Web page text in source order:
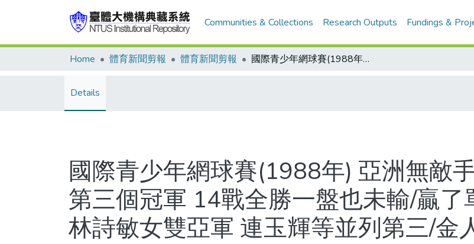
Communities & Collections Research Outputs Fundings &
Home 體育新聞剪報 體育新聞剪報 國際青少年網球賽(1988年) 亞洲無敵手 王思婷再封后 連續三週第三個冠軍 14戰全勝一盤也未輸/贏了單打輸了雙打 王思婷、林詩敏女雙亞軍 連玉輝等並列第三/金人隨筆 王思婷可升級打衛星職網/王思婷下週首次進軍職業賽 連串的比賽 除了隨之而來的掌聲 還有比別人更多的壓力與勞累
Details
國際青少年網球賽(1988年) 亞洲無敵
第三個冠軍 14戰全勝一盤也未輸/贏了
林詩敏女雙亞軍 連玉輝等並列第三/金